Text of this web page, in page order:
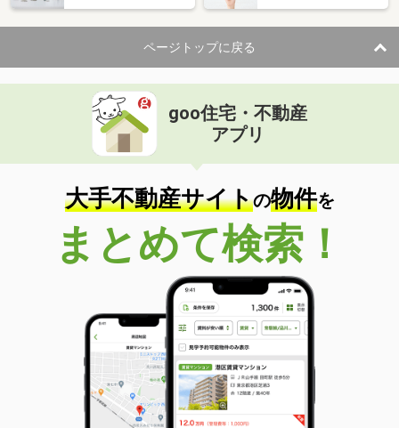
ページトップに戻る
goo住宅・不動産
アプリ
大手不動産サイトの物件を
まとめて検索！